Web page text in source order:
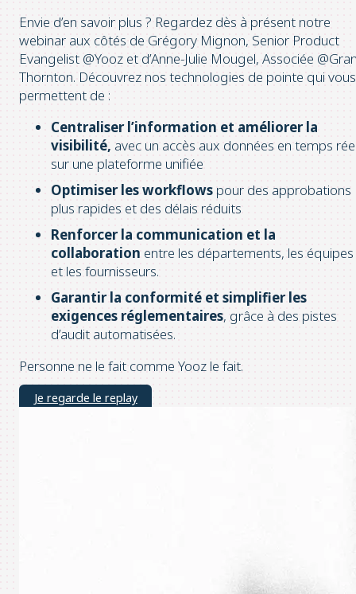
Envie d’en savoir plus ? Regardez dès à présent notre
webinar aux côtés de Grégory Mignon, Senior Product
Evangelist @Yooz et d’Anne-Julie Mougel, Associée
Thornton. Découvrez nos technologies de pointe qui vous
permettent de :
Centraliser l’information et améliorer la
visibilité, avec un accès aux données en temps
sur une plateforme unifiée
Optimiser les workflows pour des approbations
plus rapides et des délais réduits
Renforcer la communication et la
collaboration entre les départements, les équipes
et les fournisseurs.
Garantir la conformité et simplifier les
exigences réglementaires, grâce à des pistes
d’audit automatisées.
Personne ne le fait comme Yooz le fait.
Je regarde le replay